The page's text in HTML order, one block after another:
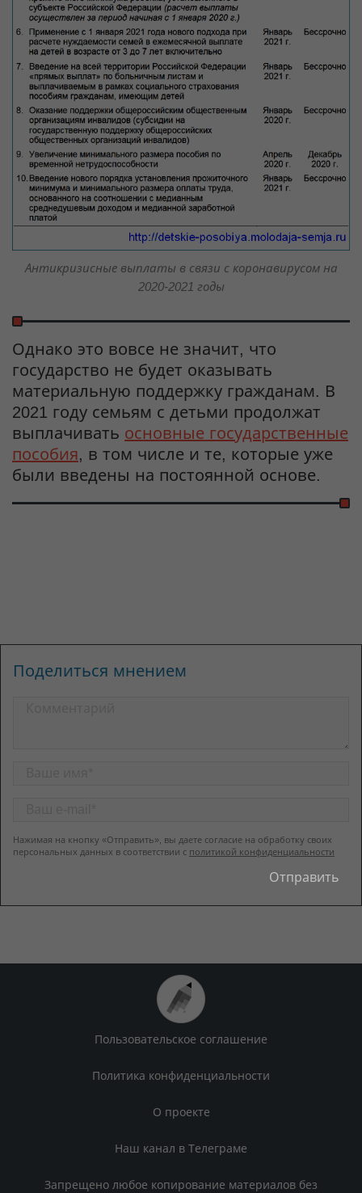
Антикризисные выплаты в связи с коронавирусом на
2020-2021 годы
Однако это вовсе не значит, что
государство не будет оказывать
материальную поддержку гражданам. В
2021 году семьям с детьми продолжат
выплачивать основные государственные
пособия, в том числе и те, которые уже
были введены на постоянной основе.
Поделиться мнением
Нажимая на кнопку «Отправить», вы даете согласие на обработку своих
персональных данных в соответствии с политикой конфиденциальности
Пользовательское соглашение
Политика конфиденциальности
О проекте
Наш канал в Телеграме
Запрещено любое копирование материалов без